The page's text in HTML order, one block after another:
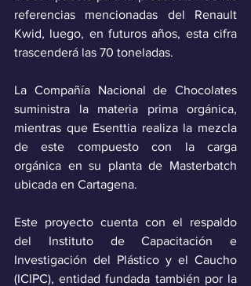
referencias mencionadas del Renault
Kwid, luego, en futuros años, esta cifra
trascenderá las 70 toneladas.
La Compañía Nacional de Chocolates
suministra la materia prima orgánica,
mientras que Esenttia realiza la mezcla
de este compuesto con la carga
orgánica en su planta de Masterbatch
ubicada en Cartagena.
Este proyecto cuenta con el respaldo
del Instituto de Capacitación e
Investigación del Plástico y el Caucho
(ICIPC), entidad fundada también por la